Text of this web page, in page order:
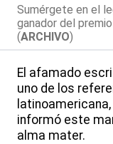
Sumérgete en el
ganador del
(ARCHIVO)
El afamado
uno de los
informó este
alma mater.